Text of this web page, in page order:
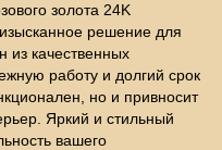
золота 24K
решение для
из качественных
работу и долгий срок
но и привносит
Яркий и стильный
вашего